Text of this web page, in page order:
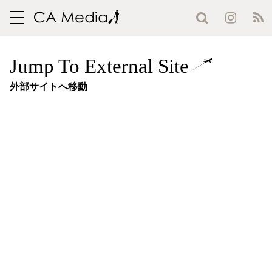
toggle
Jump To External Site
外部サイトへ移動